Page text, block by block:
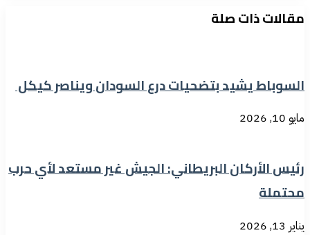
مقالات ذات صلة
السوباط يشيد بتضحيات درع السودان ويناصر كيكل
مايو 10, 2026
رئيس الأركان البريطاني: الجيش غير مستعد لأي حرب
محتملة
يناير 13, 2026